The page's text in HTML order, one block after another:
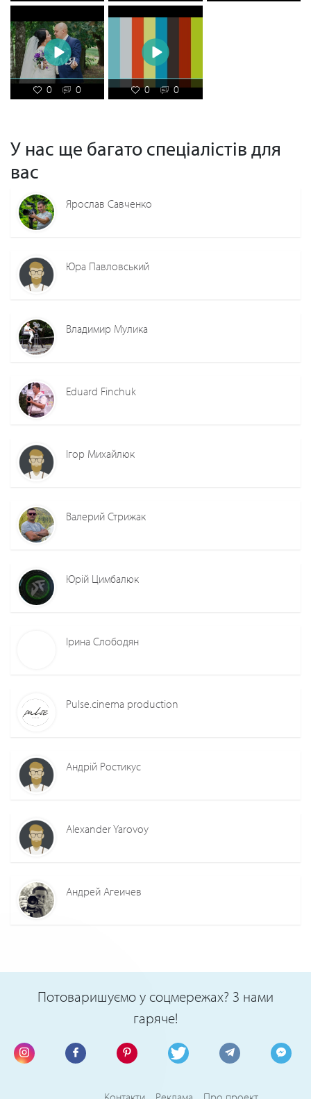
0 0 0 0
У нас ще багато спеціалістів для
вас
Ярослав Савченко
Юра Павловський
Владимир Мулика
Eduard Finchuk
Ігор Михайлюк
Валерий Стрижак
Юрій Цимбалюк
Ірина Слободян
Pulse.cinema production
Андрій Ростикус
Alexander Yarovoy
Андрей Агеичев
Потоваришуємо у соцмережах? З нами
гаряче!